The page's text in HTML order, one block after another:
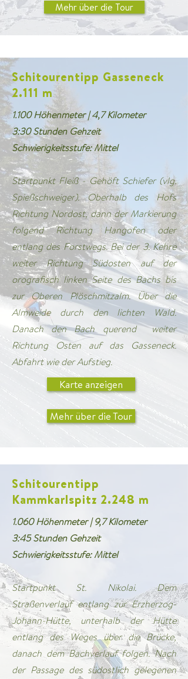
Mehr über die Tour
Schitourentipp Gasseneck
2.111 m
1.100 Höhenmeter | 4,7 Kilometer
3:30 Stunden Gehzeit
Schwierigkeitsstufe: Mittel
Startpunkt Fleiß - Gehöft Schiefer (vlg.
Spießschweiger). Oberhalb des Hofs
Richtung Nordost, dann der Markierung
folgend Richtung Hangofen oder
entlang des Forstwegs. Bei der 3. Kehre
weiter Richtung Südosten auf der
orografisch linken Seite des Bachs bis
zur Oberen Plöschmitzalm. Über die
Almweide durch den lichten Wald.
Danach den Bach querend weiter
Richtung Osten auf das Gasseneck.
Abfahrt wie der Aufstieg.
Karte anzeigen
Mehr über die Tour
Schitourentipp
Kammkarlspitz 2.248 m
1.060 Höhenmeter | 9,7 Kilometer
3:45 Stunden Gehzeit
Schwierigkeitsstufe: Mittel
Startpunkt St. Nikolai. Dem
Straßenverlauf entlang zur Erzherzog-
Johann-Hütte, unterhalb der Hütte
entlang des Weges über die Brücke,
danach dem Bachverlauf folgen. Nach
der Passage des südostlich gelegenen